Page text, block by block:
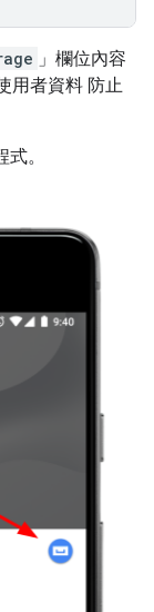
」欄位內容
用者資料 防止
。